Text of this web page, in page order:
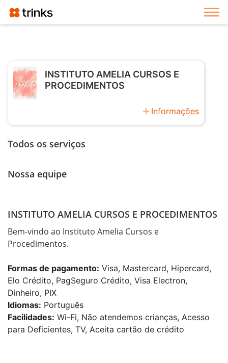
INSTITUTO AMELIA CURSOS E
PROCEDIMENTOS
add Informações
Todos os serviços
Nossa equipe
INSTITUTO AMELIA CURSOS E PROCEDIMENTOS
Bem-vindo ao Instituto Amelia Cursos e
Procedimentos.
Formas de pagamento: Visa, Mastercard, Hipercard,
Elo Crédito, PagSeguro Crédito, Visa Electron,
Dinheiro, PIX
Idiomas: Português
Facilidades: Wi-Fi, Não atendemos crianças, Acesso
para Deficientes, TV, Aceita cartão de crédito